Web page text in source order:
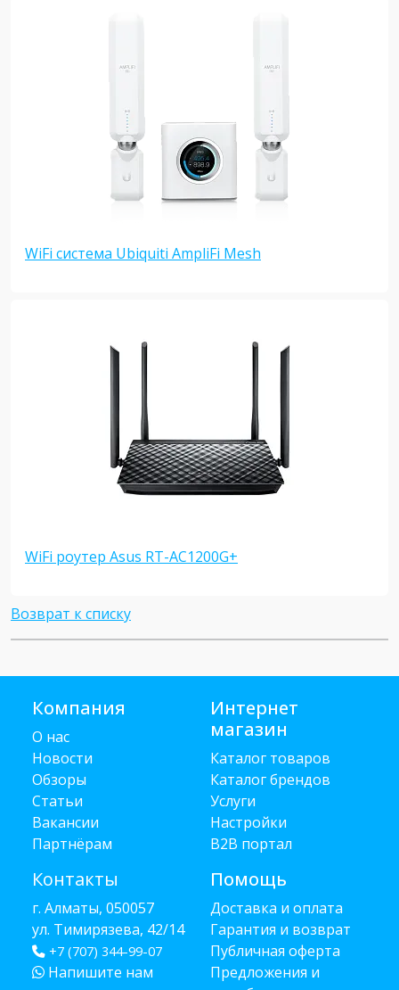
WiFi система Ubiquiti AmpliFi Mesh
WiFi роутер Asus RT-AC1200G+
Возврат к списку
Компания
О нас
Новости
Обзоры
Статьи
Вакансии
Партнёрам
Контакты
г. Алматы, 050057
ул. Тимирязева, 42/14
+7 (707) 344-99-07
Напишите нам
Интернет
магазин
Каталог товаров
Каталог брендов
Услуги
Настройки
B2B портал
Помощь
Доставка и оплата
Гарантия и возврат
Публичная оферта
Предложения и